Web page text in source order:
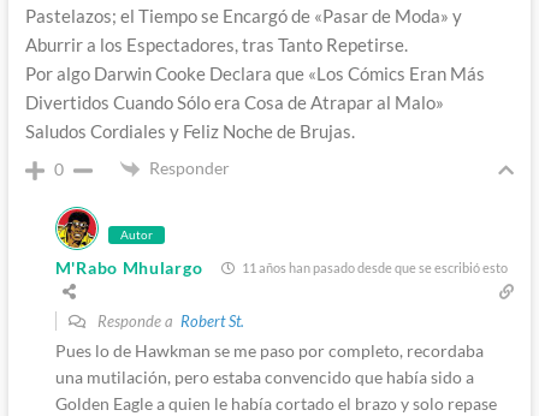
Pastelazos; el Tiempo se Encargó de «Pasar de Moda» y
Aburrir a los Espectadores, tras Tanto Repetirse.
Por algo Darwin Cooke Declara que «Los Cómics Eran Más
Divertidos Cuando Sólo era Cosa de Atrapar al Malo»
Saludos Cordiales y Feliz Noche de Brujas.
0 Responder
Autor
M'Rabo Mhulargo 11 años han pasado desde que se escribió esto
Responde a Robert St.
Pues lo de Hawkman se me paso por completo, recordaba
una mutilación, pero estaba convencido que había sido a
Golden Eagle a quien le había cortado el brazo y solo repase